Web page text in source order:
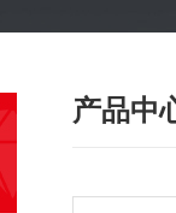
产品中